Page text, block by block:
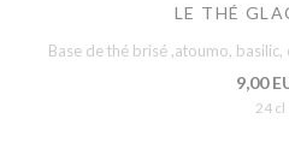
LE THÉ
Base de thé brisé ,atoumo,
9,00
24 cl